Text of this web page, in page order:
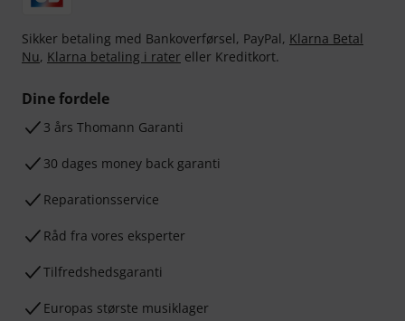
Sikker betaling med Bankoverførsel, PayPal, Klarna Betal
Nu, Klarna betaling i rater eller Kreditkort.
Dine fordele
3 års Thomann Garanti
30 dages money back garanti
Reparationsservice
Råd fra vores eksperter
Tilfredshedsgaranti
Europas største musiklager